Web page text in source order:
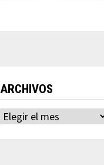
ARCHIVOS
Archivos